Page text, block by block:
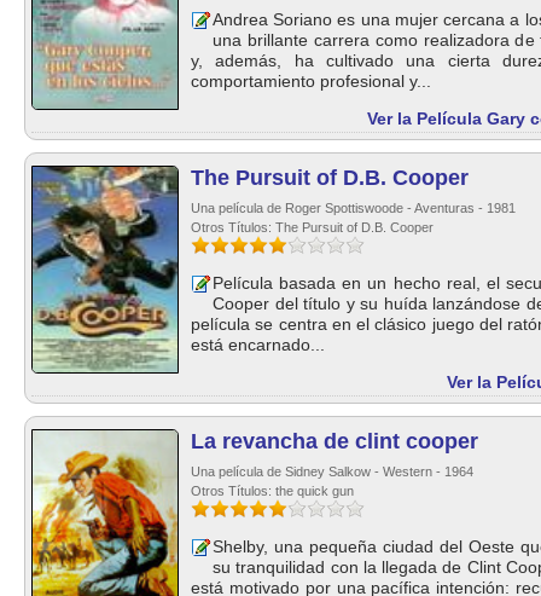
Andrea Soriano es una mujer cercana a
una brillante carrera como realizadora
y, además, ha cultivado una cierta
comportamiento profesional y...
Ver la Película Gary
The Pursuit of D.B. Cooper
Una película de Roger Spottiswoode - Aventuras - 1981
Otros Títulos: The Pursuit of D.B. Cooper
Película basada en un hecho real, el
Cooper del título y su huída lanzándose
película se centra en el clásico juego del
está encarnado...
Ver la
La revancha de clint cooper
Una película de Sidney Salkow - Western - 1964
Otros Títulos: the quick gun
Shelby, una pequeña ciudad del Oeste
su tranquilidad con la llegada de Clint
está motivado por una pacífica intención: